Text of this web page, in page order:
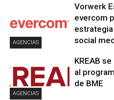
AGENCIAS
Vorwerk
evercom
social
AGENCIAS
KREAB
al
de BME